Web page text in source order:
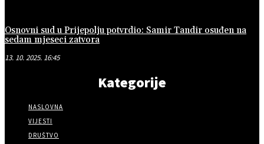
Osnovni sud u Prijepolju potvrdio: Samir Tandir osuđen na
sedam mjeseci zatvora
13. 10. 2025. 16:45
Kategorije
NASLOVNA
VIJESTI
DRUŠTVO